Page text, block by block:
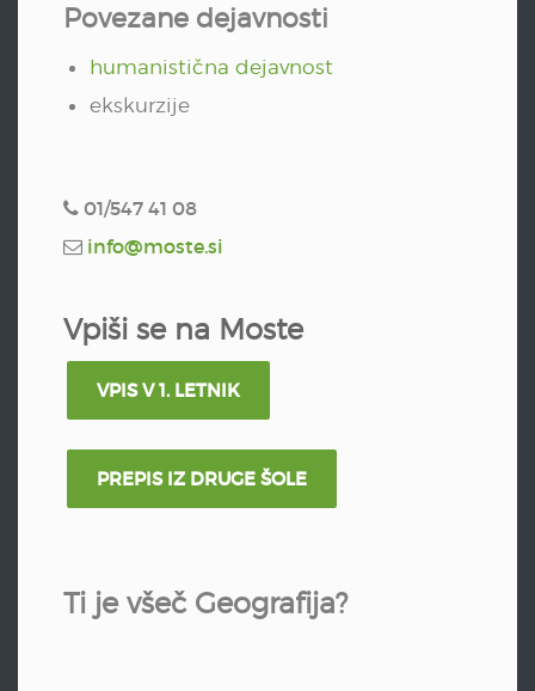
Povezane dejavnosti
humanistična dejavnost
ekskurzije
01/547 41 08
info@moste.si
Vpiši se na Moste
VPIS V 1. LETNIK
PREPIS IZ DRUGE ŠOLE
Ti je všeč Geografija?